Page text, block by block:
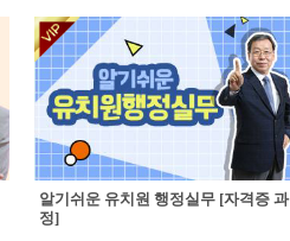
알기쉬운 유치원 행정실무 [자격증 과
정]